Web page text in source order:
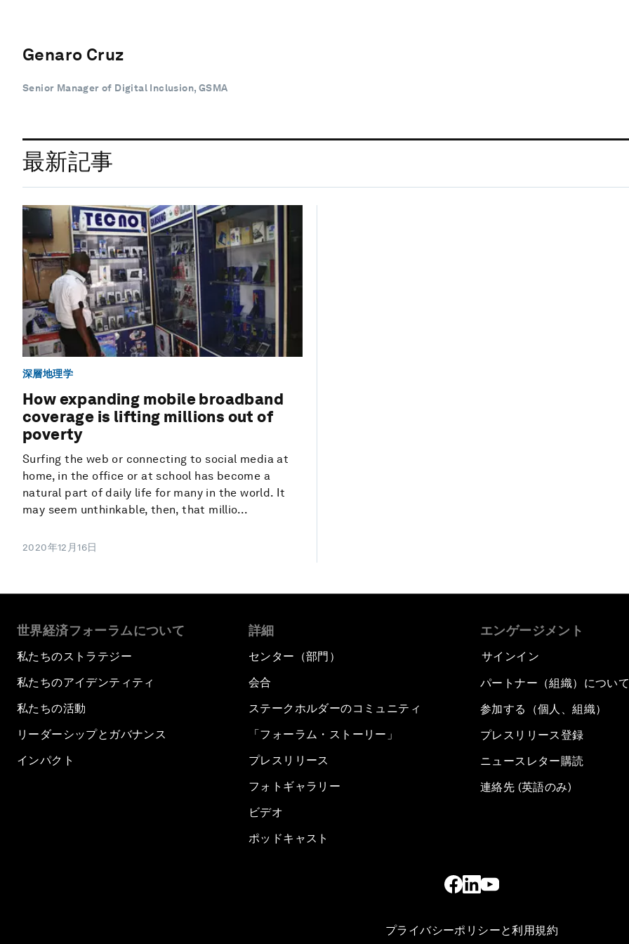
Genaro Cruz
Senior Manager of Digital Inclusion, GSMA
最新記事
深層地理学
How expanding mobile broadband
coverage is lifting millions out of
poverty
Surfing the web or connecting to social media at
home, in the office or at school has become a
natural part of daily life for many in the world. It
may seem unthinkable, then, that millio...
2020年12月16日
世界経済フォーラムについて
私たちのストラテジー
私たちのアイデンティティ
私たちの活動
リーダーシップとガバナンス
インパクト
詳細
センター（部門）
会合
ステークホルダーのコミュニティ
「フォーラム・ストーリー」
プレスリリース
フォトギャラリー
ビデオ
ポッドキャスト
エンゲージメント
サインイン
パートナー（組織）につい
参加する（個人、組織）
プレスリリース登録
ニュースレター購読
連絡先 (英語のみ)
プライバシーポリシーと利用規約